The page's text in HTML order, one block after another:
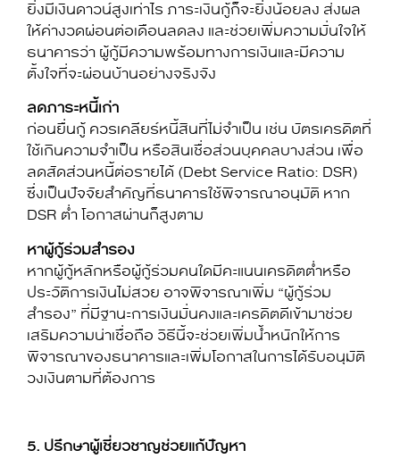
ยิ่งมีเงินดาวน์สูงเท่าไร ภาระเงินกู้ก็จะยิ่งน้อยลง ส่งผล
ให้ค่างวดผ่อนต่อเดือนลดลง และช่วยเพิ่มความมั่นใจให้
ธนาคารว่า ผู้กู้มีความพร้อมทางการเงินและมีความ
ตั้งใจที่จะผ่อนบ้านอย่างจริงจัง
ลดภาระหนี้เก่า
ก่อนยื่นกู้ ควรเคลียร์หนี้สินที่ไม่จำเป็น เช่น บัตรเครดิตที่
ใช้เกินความจำเป็น หรือสินเชื่อส่วนบุคคลบางส่วน เพื่อ
ลดสัดส่วนหนี้ต่อรายได้ (Debt Service Ratio: DSR)
ซึ่งเป็นปัจจัยสำคัญที่ธนาคารใช้พิจารณาอนุมัติ หาก
DSR ต่ำ โอกาสผ่านก็สูงตาม
หาผู้กู้ร่วมสำรอง
หากผู้กู้หลักหรือผู้กู้ร่วมคนใดมีคะแนนเครดิตต่ำหรือ
ประวัติการเงินไม่สวย อาจพิจารณาเพิ่ม “ผู้กู้ร่วม
สำรอง” ที่มีฐานะการเงินมั่นคงและเครดิตดีเข้ามาช่วย
เสริมความน่าเชื่อถือ วิธีนี้จะช่วยเพิ่มน้ำหนักให้การ
พิจารณาของธนาคารและเพิ่มโอกาสในการได้รับอนุมัติ
วงเงินตามที่ต้องการ
5. ปรึกษาผู้เชี่ยวชาญช่วยแก้ปัญหา